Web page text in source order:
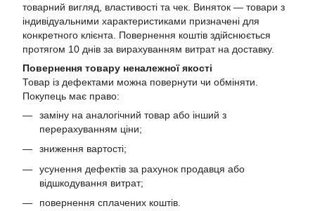
товарний вигляд, властивості та чек. Виняток — товари з
індивідуальними характеристиками призначені для
конкретного клієнта. Повернення коштів здійснюється
протягом 10 днів за вирахуванням витрат на доставку.
Повернення товару неналежної якості
Товар із дефектами можна повернути чи обміняти.
Покупець має право:
заміну на аналогічний товар або інший з
перерахуванням ціни;
зниження вартості;
усунення дефектів за рахунок продавця або
відшкодування витрат;
повернення сплачених коштів.